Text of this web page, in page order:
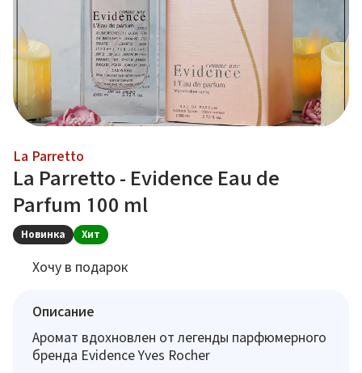
La Parretto
La Parretto - Evidence Eau de
Parfum 100 ml
Новинка Хит
Хочу в подарок
Описание
Аромат вдохновлен от легенды парфюмерного
бренда Evidence Yves Rocher